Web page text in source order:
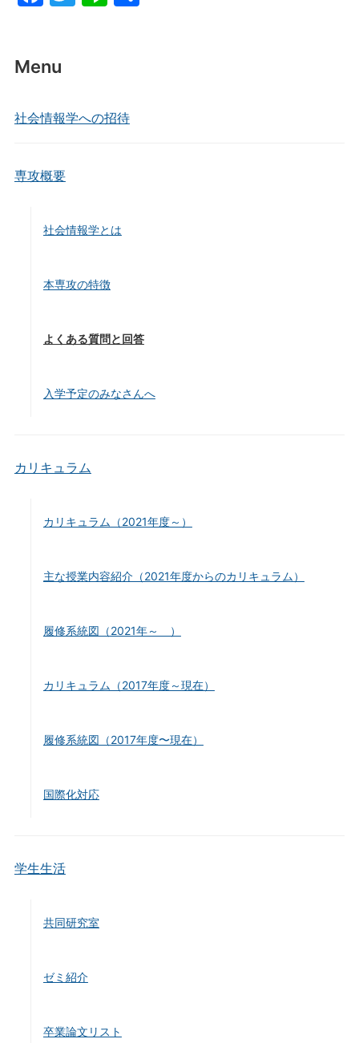
Menu
社会情報学への招待
専攻概要
社会情報学とは
本専攻の特徴
よくある質問と回答
入学予定のみなさんへ
カリキュラム
カリキュラム（2021年度～）
主な授業内容紹介（2021年度からのカリキュラム）
履修系統図（2021年～ ）
カリキュラム（2017年度～現在）
履修系統図（2017年度〜現在）
国際化対応
学生生活
共同研究室
ゼミ紹介
卒業論文リスト
e
o
k